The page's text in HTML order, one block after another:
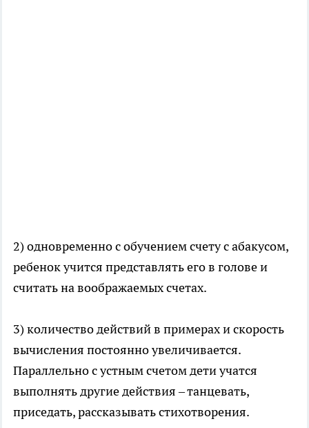
2) одновременно с обучением счету с абакусом,
ребенок учится представлять его в голове и
считать на воображаемых счетах.
3) количество действий в примерах и скорость
вычисления постоянно увеличивается.
Параллельно с устным счетом дети учатся
выполнять другие действия – танцевать,
приседать, рассказывать стихотворения.